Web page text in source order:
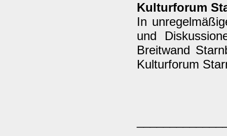
Kulturforum
In
und
Breitwand
Kulturforum